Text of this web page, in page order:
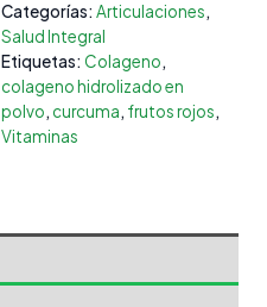
Categorías: Articulaciones,
Salud Integral
Etiquetas: Colageno,
colageno hidrolizado en
polvo, curcuma, frutos rojos,
Vitaminas